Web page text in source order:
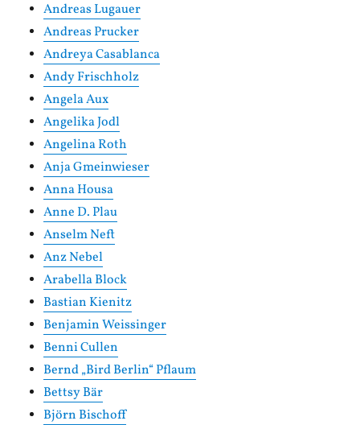
Andreas Lugauer
Andreas Prucker
Andreya Casablanca
Andy Frischholz
Angela Aux
Angelika Jodl
Angelina Roth
Anja Gmeinwieser
Anna Housa
Anne D. Plau
Anselm Neft
Anz Nebel
Arabella Block
Bastian Kienitz
Benjamin Weissinger
Benni Cullen
Bernd „Bird Berlin“ Pflaum
Bettsy Bär
Björn Bischoff